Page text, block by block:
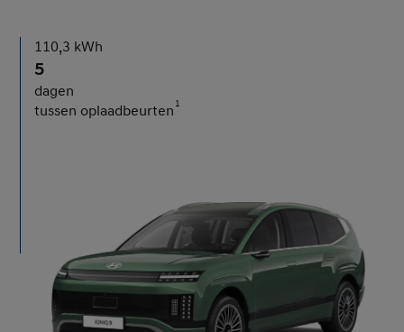
110,3 kWh
5
dagen
tussen oplaadbeurten 1